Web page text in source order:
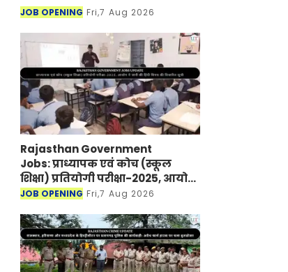
JOB OPENING Fri,7 Aug 2026
Rajasthan Government
Jobs: प्राध्यापक एवं कोच (स्कूल
शिक्षा) प्रतियोगी परीक्षा-2025, आयोग
ने जारी की हिंदी विषय की विचारित
JOB OPENING Fri,7 Aug 2026